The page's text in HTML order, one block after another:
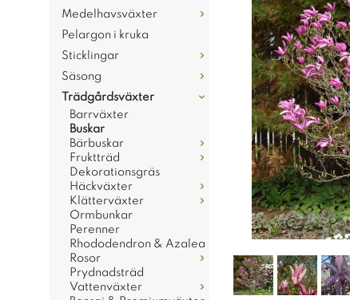
Medelhavsväxter
Pelargon i kruka
Sticklingar
Säsong
Trädgårdsväxter
Barrväxter
Buskar
Bärbuskar
Fruktträd
Dekorationsgräs
Häckväxter
Klätterväxter
Ormbunkar
Perenner
Rhododendron & Azalea
Rosor
Prydnadsträd
Vattenväxter